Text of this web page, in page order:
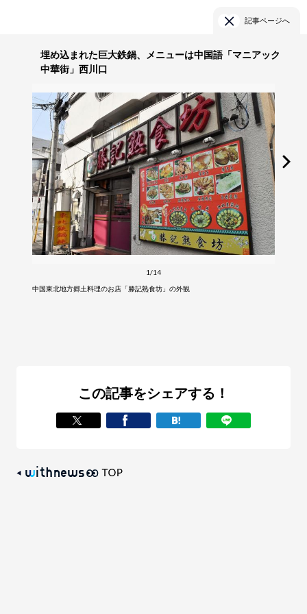
記事ページへ
埋め込まれた巨大鉄鍋、メニューは中国語「マニアック
中華街」西川口
1/14
中国東北地方郷土料理のお店「滕記熟食坊」の外観
この記事をシェアする！